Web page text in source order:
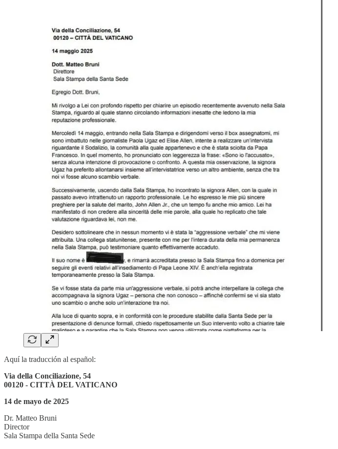
Aquí la traducción al español:
Via della Conciliazione, 54
00120 - CITTÀ DEL VATICANO
14 de mayo de 2025
Dr. Matteo Bruni
Director
Sala Stampa della Santa Sede